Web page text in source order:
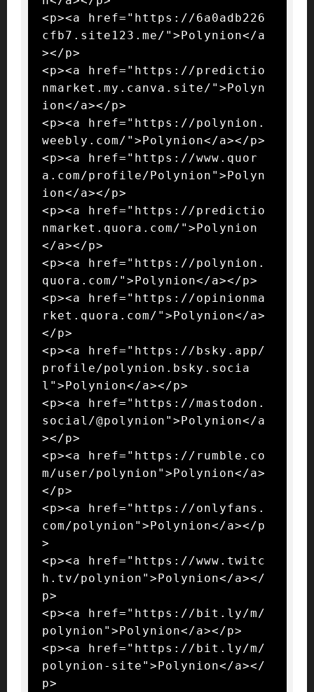
<p><a href="https://6a0adb226
cfb7.site123.me/">Polynion</a
></p>
<p><a href="https://predictio
nmarket.my.canva.site/">Polyn
ion</a></p>
<p><a href="https://polynion.
weebly.com/">Polynion</a></p>
<p><a href="https://www.quor
a.com/profile/Polynion">Polyn
ion</a></p>
<p><a href="https://predictio
nmarket.quora.com/">Polynion
</a></p>
<p><a href="https://polynion.
quora.com/">Polynion</a></p>
<p><a href="https://opinionma
rket.quora.com/">Polynion</a>
</p>
<p><a href="https://bsky.app/
profile/polynion.bsky.socia
l">Polynion</a></p>
<p><a href="https://mastodon.
social/@polynion">Polynion</a
></p>
<p><a href="https://rumble.co
m/user/polynion">Polynion</a>
</p>
<p><a href="https://onlyfans.
com/polynion">Polynion</a></p
>
<p><a href="https://www.twitc
h.tv/polynion">Polynion</a></
p>
<p><a href="https://bit.ly/m/
polynion">Polynion</a></p>
<p><a href="https://bit.ly/m/
polynion-site">Polynion</a></
p>